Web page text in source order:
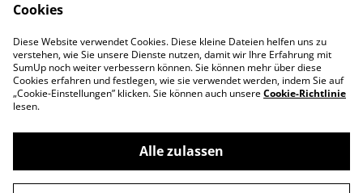
Contact Us
Legal Terms
Privacy Policy
Cookie Policy
Cookies
Diese Website verwendet Cookies. Diese kleine Dateien helfen uns zu
verstehen, wie Sie unsere Dienste nutzen, damit wir Ihre Erfahrung mit
SumUp noch weiter verbessern können. Sie können mehr über diese
Cookies erfahren und festlegen, wie sie verwendet werden, indem Sie auf
„Cookie-Einstellungen” klicken. Sie können auch unsereCookie-Richtlinie
lesen.
Alle zulassen